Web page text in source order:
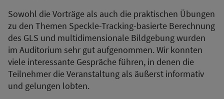
Sowohl die Vorträge als auch die praktischen Übungen
zu den Themen Speckle-Tracking-basierte Berechnung
des GLS und multidimensionale Bildgebung wurden
im Auditorium sehr gut aufgenommen. Wir konnten
viele interessante Gespräche führen, in denen die
Teilnehmer die Veranstaltung als äußerst informativ
und gelungen lobten.